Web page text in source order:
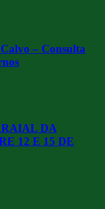
– Consulta
DA
12 E 15 DE